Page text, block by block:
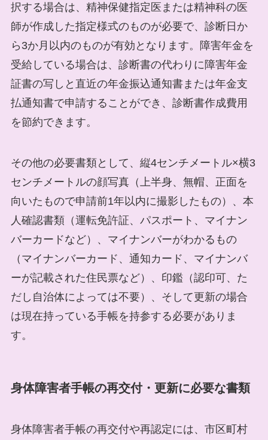
択する場合は、精神保健指定医または精神科の医
師が作成した指定様式のものが必要で、診断日か
ら3か月以内のものが有効となります。障害年金を
受給している場合は、診断書の代わりに障害年金
証書の写しと直近の年金振込通知書または年金支
払通知書で申請することができ、診断書作成費用
を節約できます。
その他の必要書類として、縦4センチメートル×横3
センチメートルの顔写真（上半身、無帽、正面を
向いたもので申請前1年以内に撮影したもの）、本
人確認書類（運転免許証、パスポート、マイナン
バーカードなど）、マイナンバーがわかるもの
（マイナンバーカード、通知カード、マイナンバ
ーが記載された住民票など）、印鑑（認印可、た
だし自治体によっては不要）、そして更新の場合
は現在持っている手帳を持参する必要がありま
す。
身体障害者手帳の再交付・更新に必要な書類
身体障害者手帳の再交付や再認定には、市区町村